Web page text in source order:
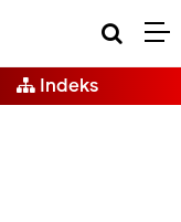
Indeks